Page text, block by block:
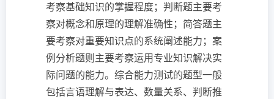
考察基础知识的掌握程度；判断题主要考
察对概念和原理的理解准确性；简答题主
要考察对重要知识点的系统阐述能力；案
例分析题则主要考察运用专业知识解决实
际问题的能力。综合能力测试的题型一般
包括言语理解与表达、数量关系、判断推